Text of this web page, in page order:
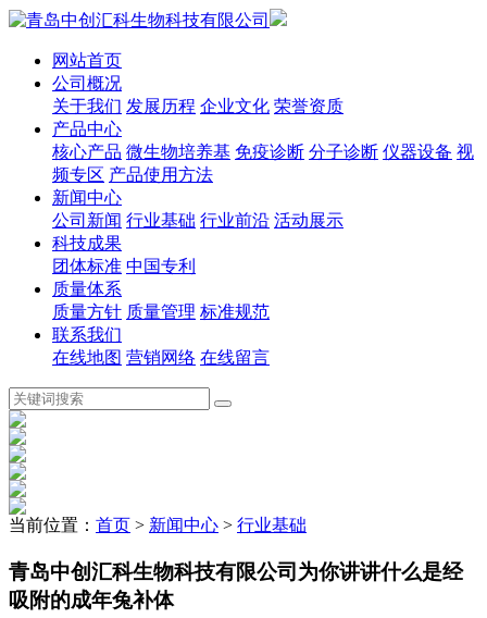
网站首页
公司概况
关于我们 发展历程 企业文化 荣誉资质
产品中心
核心产品 微生物培养基 免疫诊断 分子诊断 仪器设备 视
频专区 产品使用方法
新闻中心
公司新闻 行业基础 行业前沿 活动展示
科技成果
团体标准 中国专利
质量体系
质量方针 质量管理 标准规范
联系我们
在线地图 营销网络 在线留言
当前位置： 首页 > 新闻中心 > 行业基础
青岛中创汇科生物科技有限公司为你讲讲什么是经
吸附的成年兔补体